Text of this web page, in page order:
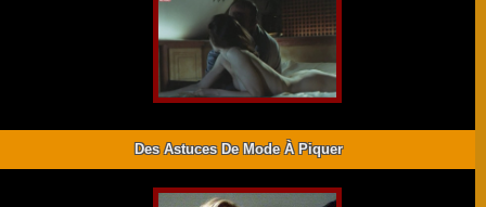
Des Astuces De Mode À Piquer